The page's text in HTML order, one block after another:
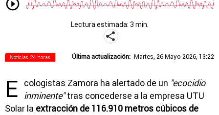
Lectura estimada: 3 min.
Noticias 24 horas Última actualización: Martes, 26 Mayo 2026, 13:22
E cologistas Zamora ha alertado de un "ecocidio
inminente"tras concederse a la empresa UTU
Solar la extracción de 116.910 metros cúbicos de